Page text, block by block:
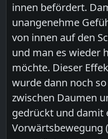
innen befördert.
unangenehme
von innen auf den
und man es wieder
möchte. Dieser
wurde dann noch
zwischen Daumen
gedrückt und damit
Vorwärtsbewegung